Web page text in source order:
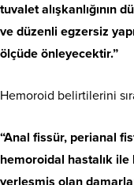
tuvalet alışkanlığının
ve düzenli egzersiz
ölçüde önleyecektir.”
Hemoroid belirtilerini
“Anal fissür, perianal
hemoroidal hastalık
yerleşmiş olan